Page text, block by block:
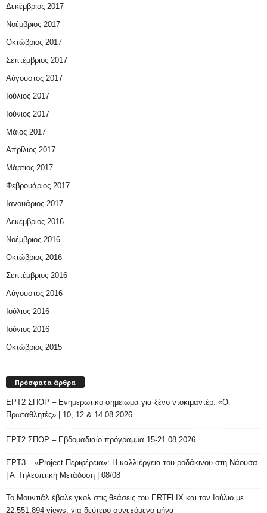
Δεκέμβριος 2017
Νοέμβριος 2017
Οκτώβριος 2017
Σεπτέμβριος 2017
Αύγουστος 2017
Ιούλιος 2017
Ιούνιος 2017
Μάιος 2017
Απρίλιος 2017
Μάρτιος 2017
Φεβρουάριος 2017
Ιανουάριος 2017
Δεκέμβριος 2016
Νοέμβριος 2016
Οκτώβριος 2016
Σεπτέμβριος 2016
Αύγουστος 2016
Ιούλιος 2016
Ιούνιος 2016
Οκτώβριος 2015
Πρόσφατα άρθρα
ΕΡΤ2 ΣΠΟΡ – Ενημερωτικό σημείωμα για ξένο ντοκιμαντέρ: «Οι
Πρωταθλητές» | 10, 12 & 14.08.2026
ΕΡΤ2 ΣΠΟΡ – Εβδομαδιαίο πρόγραμμα 15-21.08.2026
ΕΡΤ3 – «Project Περιφέρεια»: Η καλλιέργεια του ροδάκινου στη Νάουσα
| Α’ Τηλεοπτική Μετάδοση | 08/08
Το Μουντιάλ έβαλε γκολ στις θεάσεις του ERTFLIX και τον Ιούλιο με
22.551.894 views, για δεύτερο συνεχόμενο μήνα